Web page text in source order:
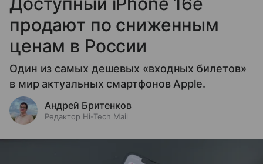
продают по сниженным
ценам в России
Один из самых дешевых «входных билетов»
в мир актуальных смартфонов Apple.
Андрей Бритенков
Редактор Hi-Tech Mail